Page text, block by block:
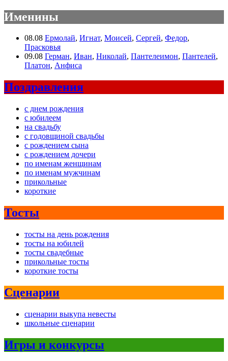
Именины
08.08 Ермолай, Игнат, Моисей, Сергей, Федор,
Прасковья
09.08 Герман, Иван, Николай, Пантелеимон, Пантелей,
Платон, Анфиса
Поздравления
с днем рождения
с юбилеем
на свадьбу
с годовщиной свадьбы
с рождением сына
с рождением дочери
по именам женщинам
по именам мужчинам
прикольные
короткие
Тосты
тосты на день рождения
тосты на юбилей
тосты свадебные
прикольные тосты
короткие тосты
Сценарии
сценарии выкупа невесты
школьные сценарии
Игры и конкурсы